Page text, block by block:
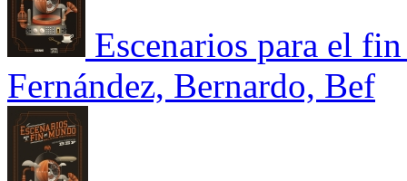
Escenarios para el
Fernández, Bernardo, Bef